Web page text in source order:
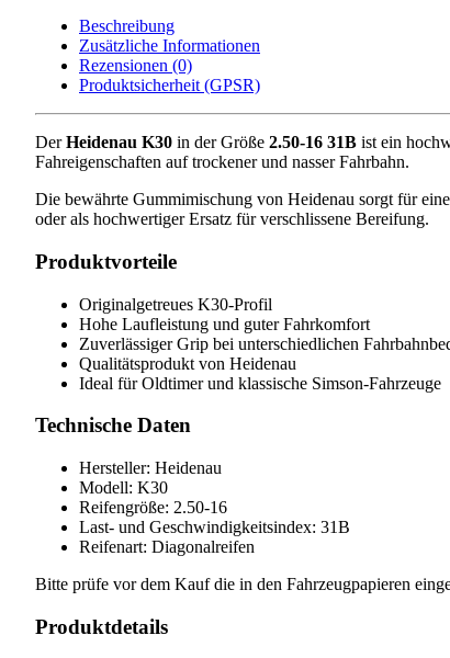
MengeBeschreibung
Zusätzliche Informationen
Rezensionen (0)
Produktsicherheit (GPSR)
DerHeidenau K30 in der Größe 2.50-16 31B ist ein
Fahreigenschaften auf trockener und nasser Fahrbahn.
Die bewährte Gummimischung von Heidenau sorgt für
oder als hochwertiger Ersatz für verschlissene Bereifung.
Produktvorteile
Originalgetreues K30-Profil
Hohe Laufleistung und guter Fahrkomfort
Zuverlässiger Grip bei unterschiedlichen
Qualitätsprodukt von Heidenau
Ideal für Oldtimer und klassische Simson-Fahrzeuge
Technische Daten
Hersteller: Heidenau
Modell: K30
Reifengröße: 2.50-16
Last- und Geschwindigkeitsindex: 31B
Reifenart: Diagonalreifen
Bitte prüfe vor dem Kauf die in den Fahrzeugpapieren
Produktdetails